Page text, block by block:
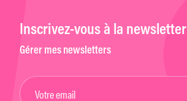
Inscrivez-vous à la newsletter
Gérer mes newsletters